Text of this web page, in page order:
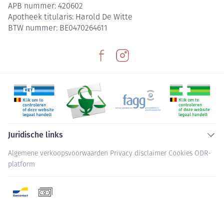
APB nummer: 420602
Apotheek titularis: Harold De Witte
BTW nummer: BE0470264611
Juridische links
Algemene verkoopsvoorwaarden Privacy disclaimer Cookies ODR-
platform